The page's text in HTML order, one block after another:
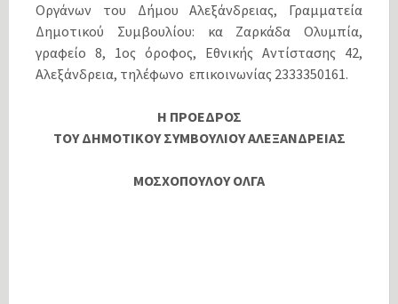
Οργάνων του Δήμου Αλεξάνδρειας, Γραμματεία
Δημοτικού Συμβουλίου: κα Ζαρκάδα Ολυμπία,
γραφείο 8, 1ος όροφος, Εθνικής Αντίστασης 42,
Αλεξάνδρεια, τηλέφωνο επικοινωνίας 2333350161.
Η ΠΡΟΕΔΡΟΣ
ΤΟΥ ΔΗΜΟΤΙΚΟΥ ΣΥΜΒΟΥΛΙΟΥ ΑΛΕΞΑΝΔΡΕΙΑΣ
ΜΟΣΧΟΠΟΥΛΟΥ ΟΛΓΑ